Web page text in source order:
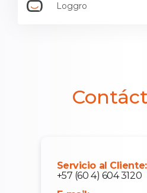
Loggro
Servicio al Cliente:
+57 (60 4) 604 3120